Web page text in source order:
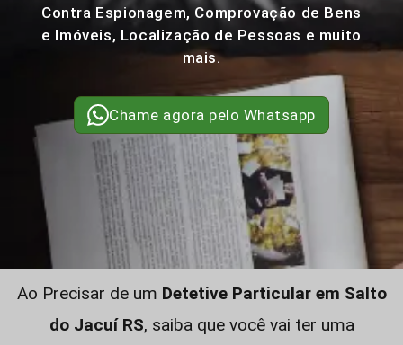
Contra Espionagem, Comprovação de Bens
e Imóveis, Localização de Pessoas e muito
mais.
Chame agora pelo Whatsapp
Ao Precisar de um Detetive Particular em Salto
do Jacuí RS, saiba que você vai ter uma